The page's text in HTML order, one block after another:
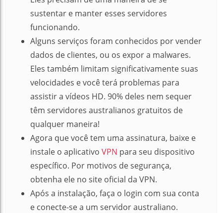
sustentar e manter esses servidores
funcionando.
Alguns serviços foram conhecidos por vender
dados de clientes, ou os expor a malwares.
Eles também limitam significativamente suas
velocidades e você terá problemas para
assistir a vídeos HD. 90% deles nem sequer
têm servidores australianos gratuitos de
qualquer maneira!
Agora que você tem uma assinatura, baixe e
instale o aplicativo VPN para seu dispositivo
específico. Por motivos de segurança,
obtenha ele no site oficial da VPN.
Após a instalação, faça o login com sua conta
e conecte-se a um servidor australiano.